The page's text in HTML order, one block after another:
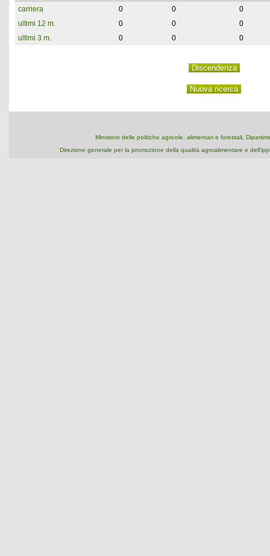
carriera
0 0
0
ultimi 12 m.
0 0
0
ultimi 3 m.
0 0 0
Ministero delle politiche agricole, alimentari e forestali,
Direzione generale per la promozione della qualità agroalimentare e